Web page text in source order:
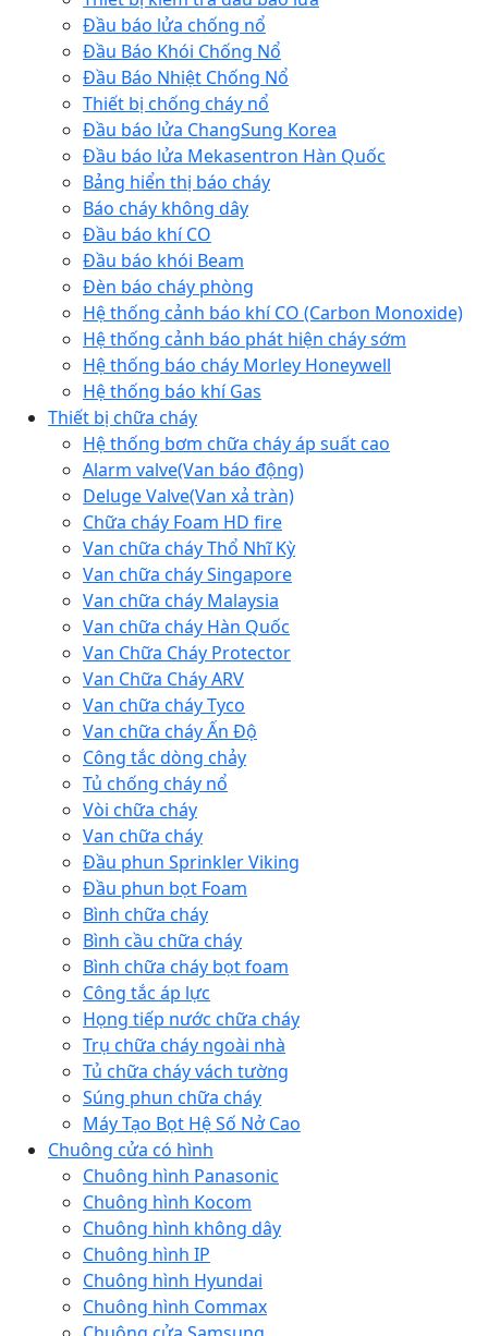
Đầu báo lửa chống nổ
Đầu Báo Khói Chống Nổ
Đầu Báo Nhiệt Chống Nổ
Thiết bị chống cháy nổ
Đầu báo lửa ChangSung Korea
Đầu báo lửa Mekasentron Hàn Quốc
Bảng hiển thị báo cháy
Báo cháy không dây
Đầu báo khí CO
Đầu báo khói Beam
Đèn báo cháy phòng
Hệ thống cảnh báo khí CO (Carbon Monoxide)
Hệ thống cảnh báo phát hiện cháy sớm
Hệ thống báo cháy Morley Honeywell
Hệ thống báo khí Gas
Thiết bị chữa cháy
Hệ thống bơm chữa cháy áp suất cao
Alarm valve(Van báo động)
Deluge Valve(Van xả tràn)
Chữa cháy Foam HD fire
Van chữa cháy Thổ Nhĩ Kỳ
Van chữa cháy Singapore
Van chữa cháy Malaysia
Van chữa cháy Hàn Quốc
Van Chữa Cháy Protector
Van Chữa Cháy ARV
Van chữa cháy Tyco
Van chữa cháy Ấn Độ
Công tắc dòng chảy
Tủ chống cháy nổ
Vòi chữa cháy
Van chữa cháy
Đầu phun Sprinkler Viking
Đầu phun bọt Foam
Bình chữa cháy
Bình cầu chữa cháy
Bình chữa cháy bọt foam
Công tắc áp lực
Họng tiếp nước chữa cháy
Trụ chữa cháy ngoài nhà
Tủ chữa cháy vách tường
Súng phun chữa cháy
Máy Tạo Bọt Hệ Số Nở Cao
Chuông cửa có hình
Chuông hình Panasonic
Chuông hình Kocom
Chuông hình không dây
Chuông hình IP
Chuông hình Hyundai
Chuông hình Commax